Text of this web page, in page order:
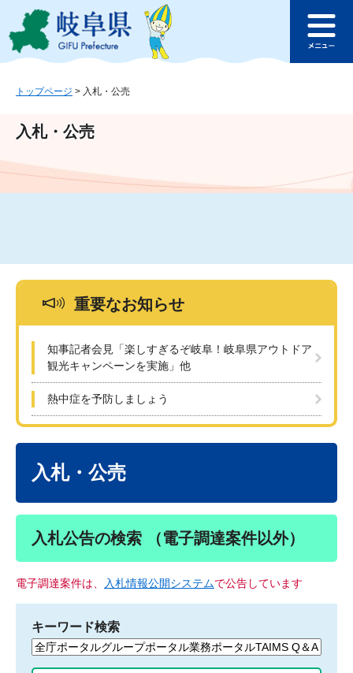
ジ
ュ
文
このページの本文へ
ュ
トップページ > 入札・公売
入札・公売
重要なお知らせ
知事記者会見「楽しすぎるぞ岐阜！岐阜県アウトドア
観光キャンペーンを実施」他
熱中症を予防しましょう
入札・公売
入札公告の検索 （電子調達案件以外）
電子調達案件は、 入札情報公開システムで公告しています
キーワード検索
検